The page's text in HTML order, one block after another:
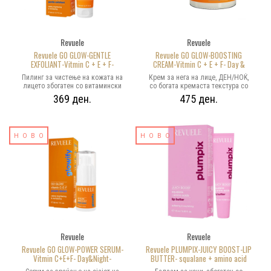
Revuele
Revuele GO GLOW-GENTLE
EXFOLIANT-Vitmin C + E + F-
BRIGHTENING & REVITALIZING-
пилинг за чистење на кожата на
лицето 50ml
Пилинг за чистење на кожата на
лицето збогатен со витамински
комплекс со антиоксидативен
ефект кој ѝ дава на кожата здрав
наменети за ревитализација и
освежен изглед на кожата на
лицето. Погоден за кожа со
нерамномерен тен и флеки/
пигменти- препорачано-2-3 пати
неделно
369 ден.
Revuele
Revuele GO GLOW-BOOSTING
CREAM-Vitmin C + E + F- Day &
Night- BRIGHTENING
&REVITALIZING- Крем за нега на
лице, ДЕН/НОЌ 50ml
Крем за нега на лице, ДЕН/НОЌ,
со богата кремаста текстура со
мали честички што се топат, за
интензивна ревитализација на
антиоксидативно дејство, здрав
изглед и сјај на лицето, вратот и
деколтето
475 ден.
НОВО
Revuele
Revuele GO GLOW-POWER SERUM-
Vitmin C+E+F- Day&Night-
BRIGHTENING &REVITALIZING-
НОВО
Revuele
Revuele PLUMPIX-JUICY BOOST-LIP
BUTTER- squalane + amino acid
acids- Балзам за усни 15ml